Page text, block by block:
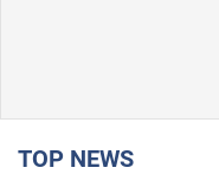
TOP NEWS